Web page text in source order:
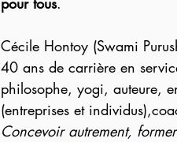
Cécile Hontoy (Swami
40 ans de carrière en
philosophe, yogi, auteure,
(entreprises et
Concevoir autrement,